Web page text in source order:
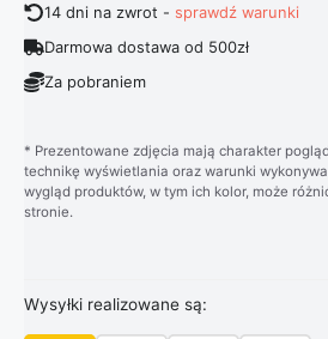
14 dni na zwrot -sprawdź warunki
Darmowa dostawa od 500zł
Za pobraniem
* Prezentowane zdjęcia mają charakter
technikę wyświetlania oraz warunki
wygląd produktów, w tym ich kolor, może
stronie.
Wysyłki realizowane są: